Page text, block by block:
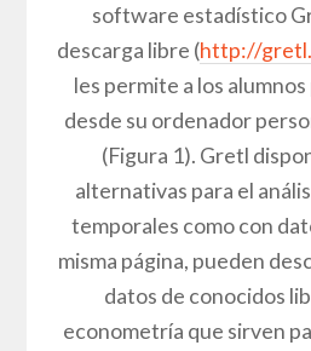
software estadístico
descarga libre (http://
les permite a los
desde su ordenador
(Figura 1). Gretl
alternativas para el
temporales como con
misma página, pueden
datos de conocidos
econometría que sirven